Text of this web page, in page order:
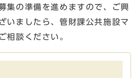
集の準備を進めますので、ご興
いましたら、管財課公共施設マ
相談ください。